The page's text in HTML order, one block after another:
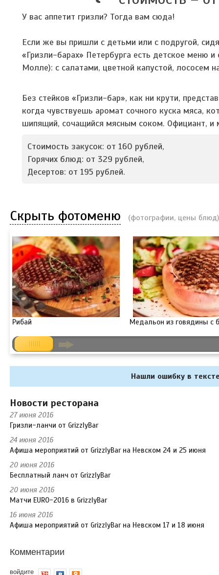
У вас аппетит гризли? Тогда вам сюда!
Если же вы пришли с детьми или с подругой,
«Гризли-барах» Петербурга есть детское меню
Молле): с салатами, цветной капустой, лососем
Без стейков «Гризли-бар», как ни крути,
когда чувствуешь аромат сочного куска мяса,
шипящий, сочащийся мясным соком. Официант, и
Стоимость закусок: от 160 рублей,
Горячих блюд: от 329 рублей,
Десертов: от 195 рублей.
Скрыть фотоменю (фотографии, цены блюд)
Рибай Медальон из говядины с
Нашли ошибку в
Новости ресторана
27 июня 2016
Гризли-ланчи от GrizzlyBar
24 июня 2016
Афиша мероприятий от GrizzlyBar на Невском 24 и 25 июня
20 июня 2016
Бесплатный ланч от GrizzlyBar
20 июня 2016
Матчи EURO-2016 в GrizzlyBar
16 июня 2016
Афиша мероприятий от GrizzlyBar на Невском 17 и 18 июня
Комментарии
войдите